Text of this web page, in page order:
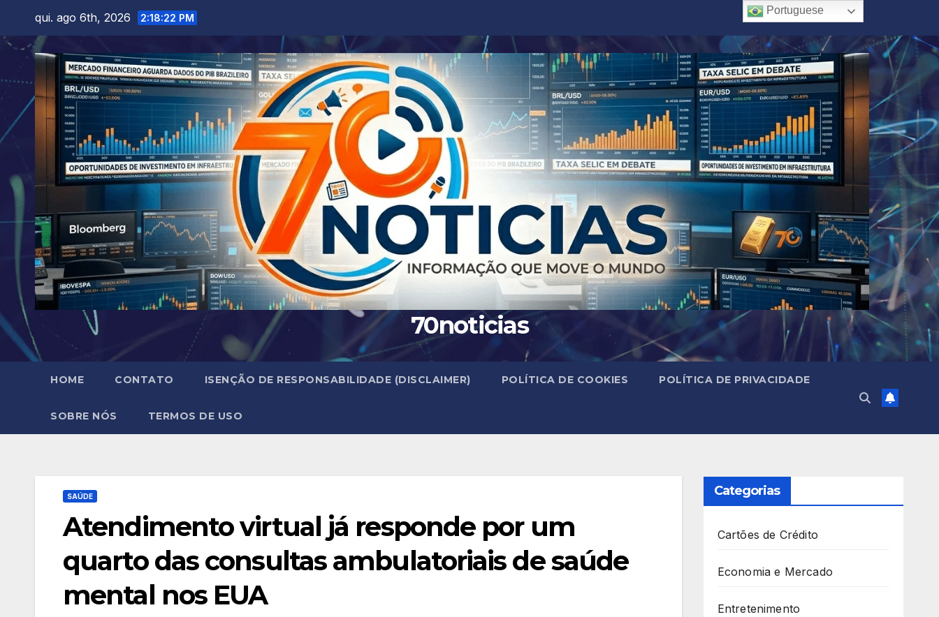
content
qui. ago 6th, 2026 2:18:23 PM
70noticias
HOME CONTATO ISENÇÃO DE RESPONSABILIDADE (DISCLAIMER) POLÍTICA DE COOKIES POLÍTICA DE PRIVACIDADE
SOBRE NÓS TERMOS DE USO
SAÚDE
Atendimento virtual já responde por um
quarto das consultas ambulatoriais de saúde
mental nos EUA
Categorias
Cartões de Crédito
Economia e Mercado
Entretenimento
Portuguese